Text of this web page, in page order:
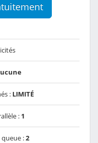
: LIMITÉ
: 1
:2